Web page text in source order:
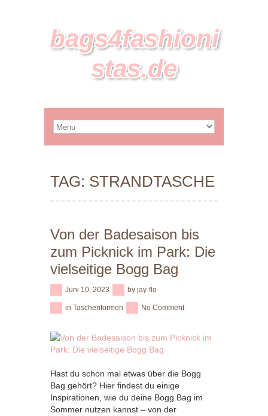
bags4fashioni
stas.de
TAG: STRANDTASCHE
Von der Badesaison bis
zum Picknick im Park: Die
vielseitige Bogg Bag
Juni 10, 2023 by jay-flo
in Taschenformen No Comment
Hast du schon mal etwas über die Bogg
Bag gehört? Hier findest du einige
Inspirationen, wie du deine Bogg Bag im
Sommer nutzen kannst – von der